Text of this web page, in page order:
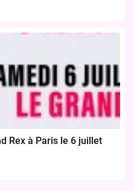
Rex à Paris le 6 juillet